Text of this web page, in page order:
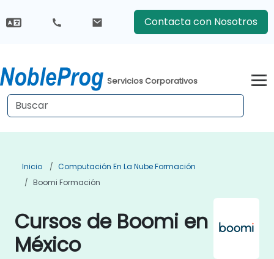
Contacta con Nosotros
Servicios Corporativos
Inicio
Computación En La Nube Formación
Boomi Formación
Cursos de Boomi en
México